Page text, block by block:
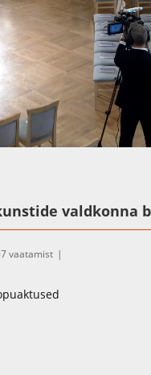
valdkonna
vaatamist